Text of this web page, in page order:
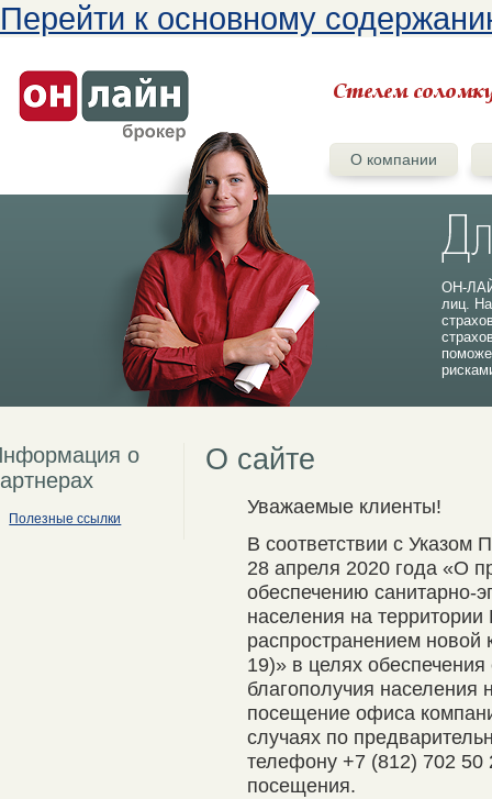
Перейти к основному
О компании
ОН-
лиц.
о
Полезные ссылки
О сайте
Уважаемые клиенты!
В соответствии с Указом
28 апреля 2020 года «О
обеспечению санитарно-
населения на
распространением новой
19)» в целях
благополучия населения
посещение офиса
случаях по
телефону +7 (812) 702 50
посещения.